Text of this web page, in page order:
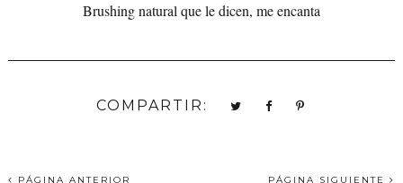
Brushing natural que le dicen, me encanta
COMPARTIR:
PÁGINA ANTERIOR PÁGINA SIGUIENTE